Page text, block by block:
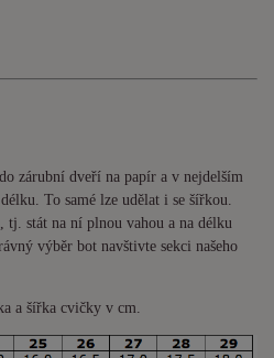
zárubní dveří na papír a v nejdelším
To samé lze udělat i se šířkou.
tj. stát na ní plnou vahou a na délku
výběr bot navštivte sekci našeho
a šířka cvičky v cm.